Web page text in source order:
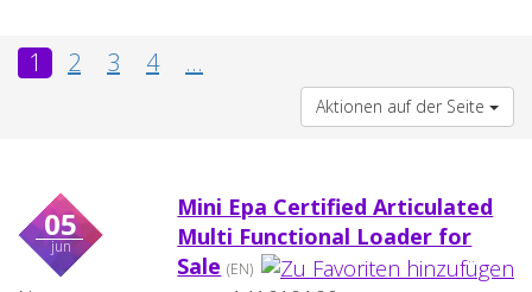
1 2 3 4 ...
Aktionen auf der Seite
05
jun
Mini Epa Certified Articulated
Multi Functional Loader for
Sale (EN)